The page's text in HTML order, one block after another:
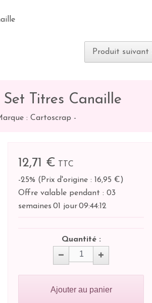
Produit suivant
Titres Canaille
: Cartoscrap -
12,71 €
TTC
-25% ( Prix d'origine : 16,95 €)
Offre valable pendant : 03
semaines 01 jour09:44:11
Quantité :
Ajouter au panier